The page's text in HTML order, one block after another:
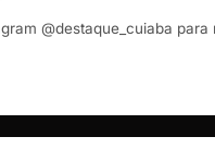
@destaque_cuiaba para